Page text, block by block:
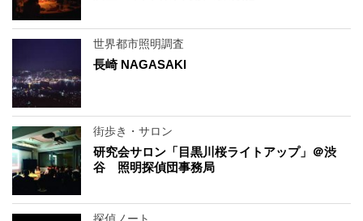
世界都市照明調査
長崎 NAGASAKI
街歩き・サロン
研究会サロン「目黒川桜ライトアップ」＠渋
谷 照明探偵団事務局